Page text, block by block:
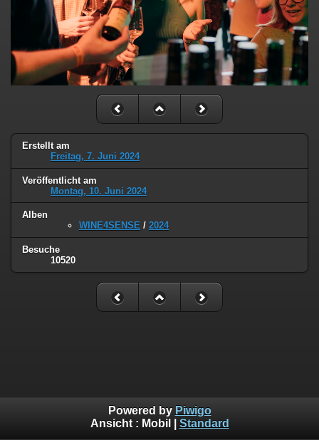
Erstellt am
Freitag, 7. Juni 2024
Veröffentlicht am
Montag, 10. Juni 2024
Alben
WINE4SENSE / 2024
Besuche
10520
Powered by Piwigo
Ansicht : Mobil Standard